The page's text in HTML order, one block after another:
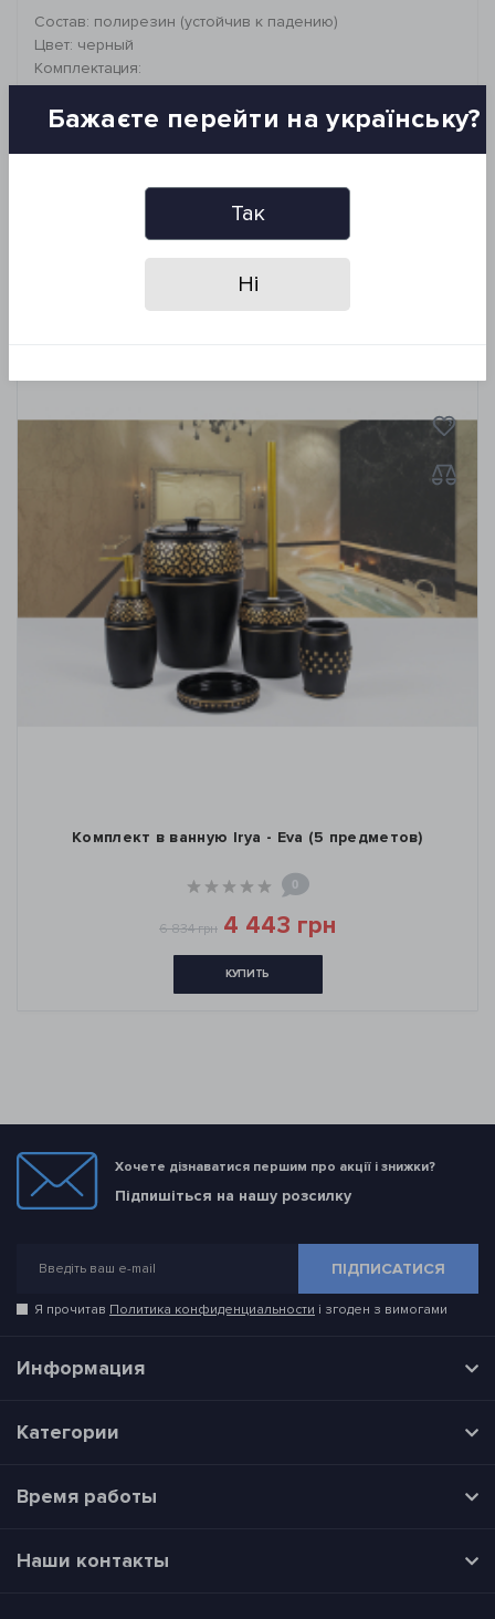
Состав: полирезин (устойчив к падению)
Цвет: черный
Комплектация:
- дозатор для мыла - 250 мл
- мыльница - 3*14*10 см
- стакан для зубных щеток - 11*8*6 см
Производитель: Irya, Турция
Упаковка: картонная коробка
Комплект в ванную Irya - Eva (5 предметов)
0
6 834 грн 4 443 грн
КУПИТЬ
Хочете дізнаватися першим про акції і знижки?
Підпишіться на нашу розсилку
ПІДПИСАТИСЯ
Я прочитав Политика конфиденциальности і згоден з вимогами
Информация
Категории
Время работы
Наши контакты
Бажаєте перейти на українську?
Так
Ні